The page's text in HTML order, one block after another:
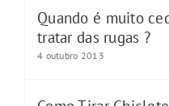
Quando é muito
tratar das rugas ?
4 outubro 2013